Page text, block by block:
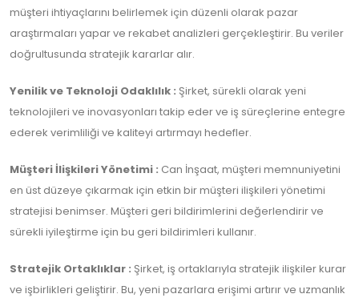
müşteri ihtiyaçlarını belirlemek için düzenli olarak pazar
araştırmaları yapar ve rekabet analizleri gerçekleştirir. Bu veriler
doğrultusunda stratejik kararlar alır.
Yenilik ve Teknoloji Odaklılık : Şirket, sürekli olarak yeni
teknolojileri ve inovasyonları takip eder ve iş süreçlerine entegre
ederek verimliliği ve kaliteyi artırmayı hedefler.
Müşteri İlişkileri Yönetimi : Can İnşaat, müşteri memnuniyetini
en üst düzeye çıkarmak için etkin bir müşteri ilişkileri yönetimi
stratejisi benimser. Müşteri geri bildirimlerini değerlendirir ve
sürekli iyileştirme için bu geri bildirimleri kullanır.
Stratejik Ortaklıklar : Şirket, iş ortaklarıyla stratejik ilişkiler kurar
ve işbirlikleri geliştirir. Bu, yeni pazarlara erişimi artırır ve uzmanlık